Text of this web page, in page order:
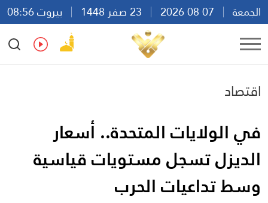
الجمعة
بيروت 08:56
Ar
En Fr Es
اقتصاد
في الولايات المتحدة.. أسعار
الديزل تسجل مستويات قياسية
وسط تداعيات الحرب